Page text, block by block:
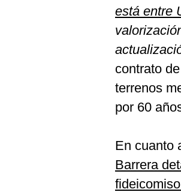
está entre
contrato
terrenos
por 60
En cuanto
Barrera